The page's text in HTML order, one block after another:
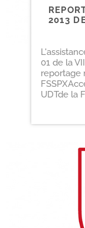
2013
01 de la
reportage
UDTde la